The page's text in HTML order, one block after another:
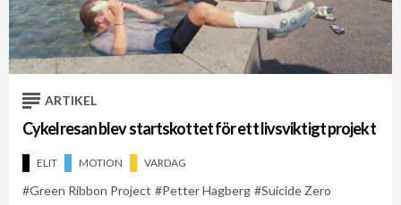
ARTIKEL
Cykelresan blev startskottet för ett livsviktigt projekt
ELIT MOTION VARDAG
Green Ribbon Project Petter Hagberg Suicide Zero